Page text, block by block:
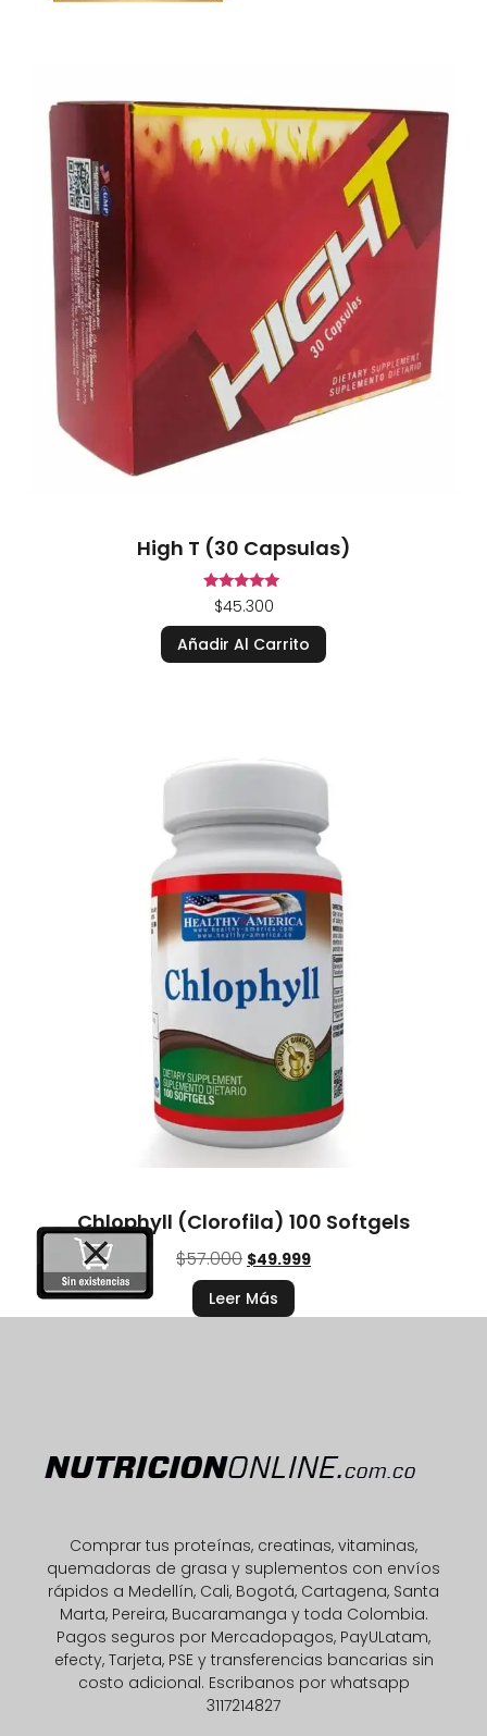
High T (30 Capsulas)
Valorado en
5.00
de 5
$45.300
Añadir Al Carrito
Chlophyll (Clorofila) 100 Softgels
$57.000 $49.999
Leer Más
Comprar tus proteínas, creatinas, vitaminas,
quemadoras de grasa y suplementos con envíos
rápidos a Medellín, Cali, Bogotá, Cartagena, Santa
Marta, Pereira, Bucaramanga y toda Colombia.
Pagos seguros por Mercadopagos, PayULatam,
efecty, Tarjeta, PSE y transferencias bancarias sin
costo adicional. Escribanos por whatsapp
3117214827